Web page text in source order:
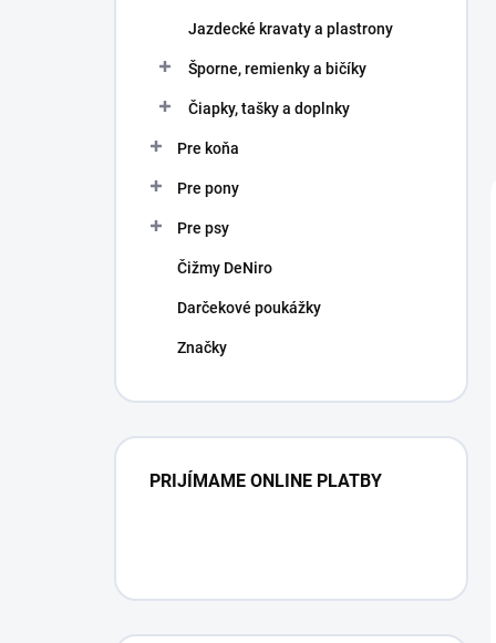
Jazdecké kravaty a plastrony
Šporne, remienky a bičíky
Čiapky, tašky a doplnky
Pre koňa
Pre pony
Pre psy
Čižmy DeNiro
Darčekové poukážky
Značky
PRIJÍMAME ONLINE PLATBY